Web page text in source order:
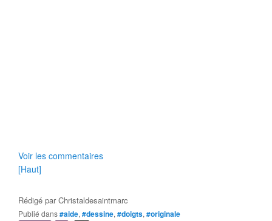
Voir les commentaires
[Haut]
Rédigé parChristaldesaintmarc
Publié dans#aide, #dessine, #doigts, #originale